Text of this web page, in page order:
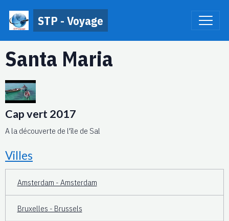
STP - Voyage
Santa Maria
Cap vert 2017
A la découverte de l'île de Sal
Villes
Amsterdam - Amsterdam
Bruxelles - Brussels